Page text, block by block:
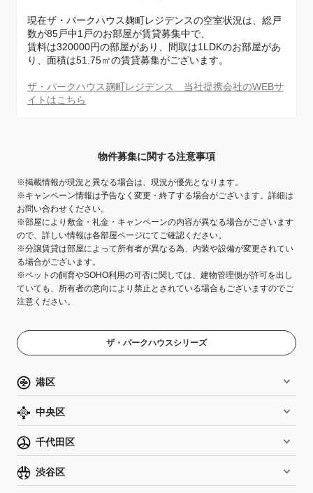
現在ザ・パークハウス麹町レジデンスの空室状況は、総戸
数が85戸中1戸のお部屋が賃貸募集中で、
賃料は320000円の部屋があり、間取は1LDKのお部屋があ
り、面積は51.75㎡の賃貸募集がございます。
ザ・パークハウス麹町レジデンス 当社提携会社のWEBサ
イトはこちら
物件募集に関する注意事項
※掲載情報が現況と異なる場合は、現況が優先となります。
※キャンペーン情報は予告なく変更・終了する場合がございます。詳細は
お問い合わせください。
※部屋により敷金・礼金・キャンペーンの内容が異なる場合がございます
ので、詳しい情報は各部屋ページにてご確認ください。
※分譲賃貸は部屋によって所有者が異なる為、内装や設備が変更されてい
る場合がございます。
※ペットの飼育やSOHO利用の可否に関しては、建物管理側が許可を出し
ていても、所有者の意向により禁止とされている場合もございますのでご
注意ください。
ザ・パークハウスシリーズ
港区
中央区
千代田区
渋谷区